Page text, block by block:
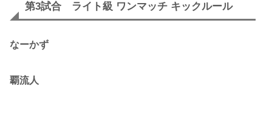
第3試合 ライト級 ワンマッチ キックルール
なーかず
覇流人